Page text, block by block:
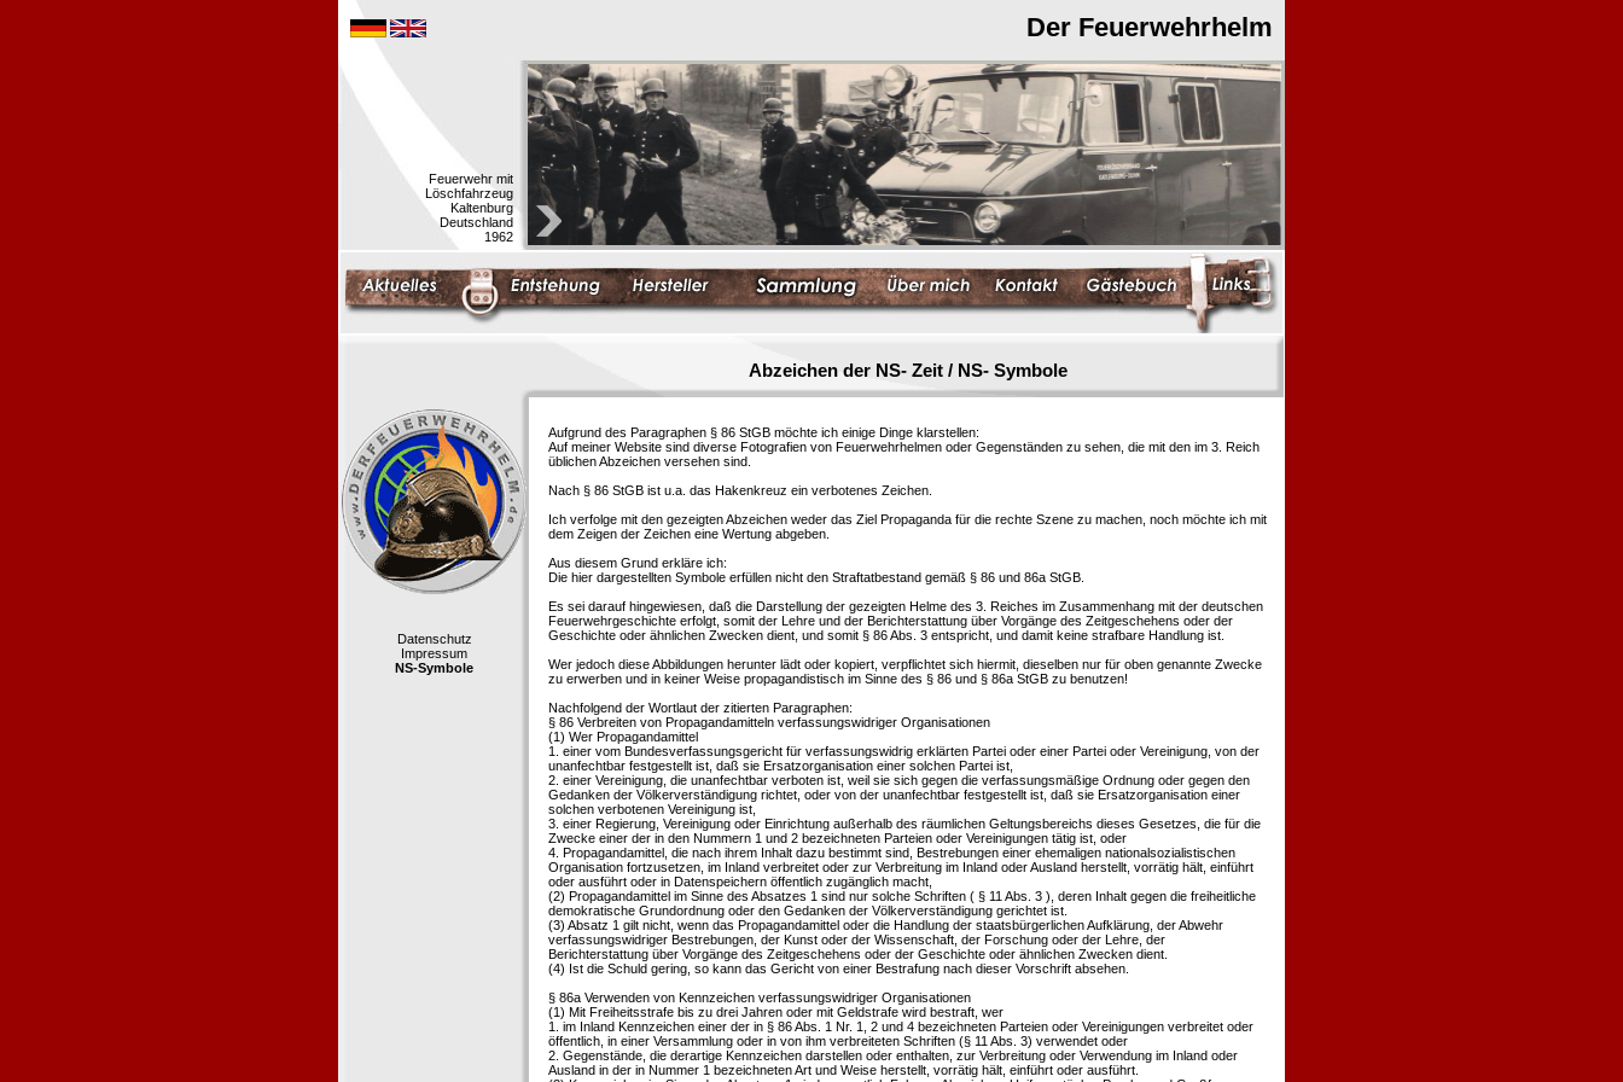
Der Feuerwehrhelm
Feuerwehr mit
Löschfahrzeug
Kaltenburg
Deutschland
1962
Abzeichen der NS- Zeit / NS- Symbole
Datenschutz
Impressum
NS-Symbole
Aufgrund des Paragraphen § 86 StGB möchte ich einige Dinge klarstellen:
Auf meiner Website sind diverse Fotografien von Feuerwehrhelmen oder Gegenständen zu sehen, die mit den im 3. Reich
üblichen Abzeichen versehen sind.
Nach § 86 StGB ist u.a. das Hakenkreuz ein verbotenes Zeichen.
Ich verfolge mit den gezeigten Abzeichen weder das Ziel Propaganda für die rechte Szene zu machen, noch möchte ich mit
dem Zeigen der Zeichen eine Wertung abgeben.
Aus diesem Grund erkläre ich:
Die hier dargestellten Symbole erfüllen nicht den Straftatbestand gemäß § 86 und 86a StGB.
Es sei darauf hingewiesen, daß die Darstellung der gezeigten Helme des 3. Reiches im Zusammenhang mit der deutschen
Feuerwehrgeschichte erfolgt, somit der Lehre und der Berichterstattung über Vorgänge des Zeitgeschehens oder der
Geschichte oder ähnlichen Zwecken dient, und somit § 86 Abs. 3 entspricht, und damit keine strafbare Handlung ist.
Wer jedoch diese Abbildungen herunter lädt oder kopiert, verpflichtet sich hiermit, dieselben nur für oben genannte Zwecke
zu erwerben und in keiner Weise propagandistisch im Sinne des § 86 und § 86a StGB zu benutzen!
Nachfolgend der Wortlaut der zitierten Paragraphen:
§ 86 Verbreiten von Propagandamitteln verfassungswidriger Organisationen
(1) Wer Propagandamittel
1. einer vom Bundesverfassungsgericht für verfassungswidrig erklärten Partei oder einer Partei oder Vereinigung, von der
unanfechtbar festgestellt ist, daß sie Ersatzorganisation einer solchen Partei ist,
2. einer Vereinigung, die unanfechtbar verboten ist, weil sie sich gegen die verfassungsmäßige Ordnung oder gegen den
Gedanken der Völkerverständigung richtet, oder von der unanfechtbar festgestellt ist, daß sie Ersatzorganisation einer
solchen verbotenen Vereinigung ist,
3. einer Regierung, Vereinigung oder Einrichtung außerhalb des räumlichen Geltungsbereichs dieses Gesetzes, die für die
Zwecke einer der in den Nummern 1 und 2 bezeichneten Parteien oder Vereinigungen tätig ist, oder
4. Propagandamittel, die nach ihrem Inhalt dazu bestimmt sind, Bestrebungen einer ehemaligen nationalsozialistischen
Organisation fortzusetzen, im Inland verbreitet oder zur Verbreitung im Inland oder Ausland herstellt, vorrätig hält, einführt
oder ausführt oder in Datenspeichern öffentlich zugänglich macht,
(2) Propagandamittel im Sinne des Absatzes 1 sind nur solche Schriften ( § 11 Abs. 3 ), deren Inhalt gegen die freiheitliche
demokratische Grundordnung oder den Gedanken der Völkerverständigung gerichtet ist.
(3) Absatz 1 gilt nicht, wenn das Propagandamittel oder die Handlung der staatsbürgerlichen Aufklärung, der Abwehr
verfassungswidriger Bestrebungen, der Kunst oder der Wissenschaft, der Forschung oder der Lehre, der
Berichterstattung über Vorgänge des Zeitgeschehens oder der Geschichte oder ähnlichen Zwecken dient.
(4) Ist die Schuld gering, so kann das Gericht von einer Bestrafung nach dieser Vorschrift absehen.
§ 86a Verwenden von Kennzeichen verfassungswidriger Organisationen
(1) Mit Freiheitsstrafe bis zu drei Jahren oder mit Geldstrafe wird bestraft, wer
1. im Inland Kennzeichen einer der in § 86 Abs. 1 Nr. 1, 2 und 4 bezeichneten Parteien oder Vereinigungen verbreitet oder
öffentlich, in einer Versammlung oder in von ihm verbreiteten Schriften (§ 11 Abs. 3) verwendet oder
2. Gegenstände, die derartige Kennzeichen darstellen oder enthalten, zur Verbreitung oder Verwendung im Inland oder
Ausland in der in Nummer 1 bezeichneten Art und Weise herstellt, vorrätig hält, einführt oder ausführt.